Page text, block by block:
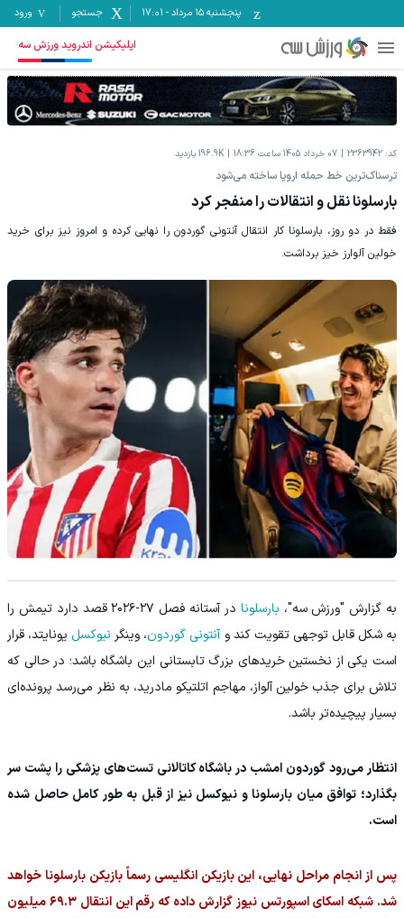
پنجشنبه ۱۵ مرداد -
17:01 جستجو ورود
اپلیکیشن اندروید ورزش سه
کد: 2363942 07 خرداد 1405 ساعت 18:36 196.9K بازدید
ترسناک‌ترین خط حمله اروپا ساخته می‌شود
بارسلونا نقل و انتقالات را منفجر کرد
فقط در دو روز، بارسلونا کار انتقال آنتونی گوردون را نهایی کرده و امروز نیز برای خرید
خولین آلوارز خیز برداشت.
به گزارش "ورزش سه"، بارسلونا
در آستانه فصل ۲۷-۲۰۲۶ قصد دارد تیمش را
به شکل قابل توجهی تقویت کند وآنتونی گوردون، وینگر نیوکسل یونایتد، قرار
است یکی از نخستین خریدهای بزرگ تابستانی این باشگاه باشد؛ در حالی که
تلاش برای جذب خولین آلواز، مهاجم اتلتیکو مادرید، به نظر می‌رسد پرونده‌ای
بسیار پیچیده‌تر باشد.
انتظار می‌رود گوردون امشب در باشگاه کاتالانی تست‌های پزشکی را پشت سر
بگذارد؛ توافق میان بارسلونا و نیوکسل نیز از قبل به طور کامل حاصل شده
است.
پس از انجام مراحل نهایی، این بازیکن انگلیسی رسماً بازیکن بارسلونا خواهد
شد. شبکه اسکای اسپورتس نیوز گزارش داده که رقم این انتقال ۶۹.۳ میلیون